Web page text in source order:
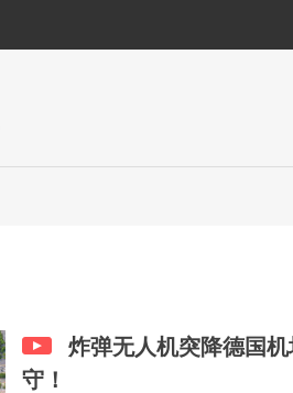
炸弹无人机突降德国
守！